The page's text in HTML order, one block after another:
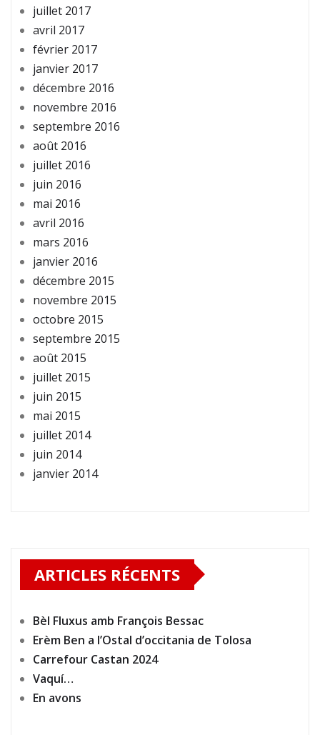
juillet 2017
avril 2017
février 2017
janvier 2017
décembre 2016
novembre 2016
septembre 2016
août 2016
juillet 2016
juin 2016
mai 2016
avril 2016
mars 2016
janvier 2016
décembre 2015
novembre 2015
octobre 2015
septembre 2015
août 2015
juillet 2015
juin 2015
mai 2015
juillet 2014
juin 2014
janvier 2014
ARTICLES RÉCENTS
Bèl Fluxus amb François Bessac
Erèm Ben a l’Ostal d’occitania de Tolosa
Carrefour Castan 2024
Vaquí…
En avons